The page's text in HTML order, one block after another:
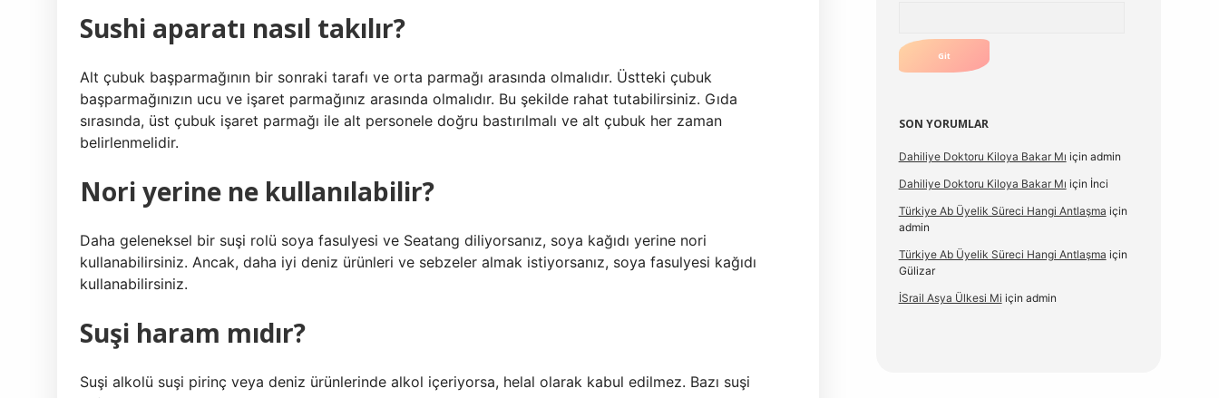
Sushi aparatı nasıl takılır?
Alt çubuk başparmağının bir sonraki tarafı ve orta parmağı arasında olmalıdır. Üstteki çubuk
başparmağınızın ucu ve işaret parmağınız arasında olmalıdır. Bu şekilde rahat tutabilirsiniz. Gıda
sırasında, üst çubuk işaret parmağı ile alt personele doğru bastırılmalı ve alt çubuk her zaman
belirlenmelidir.
Nori yerine ne kullanılabilir?
Daha geleneksel bir suşi rolü soya fasulyesi ve Seatang diliyorsanız, soya kağıdı yerine nori
kullanabilirsiniz. Ancak, daha iyi deniz ürünleri ve sebzeler almak istiyorsanız, soya fasulyesi kağıdı
kullanabilirsiniz.
Suşi haram mıdır?
Suşi alkolü suşi pirinç veya deniz ürünlerinde alkol içeriyorsa, helal olarak kabul edilmez. Bazı suşi
SON YORUMLAR
Dahiliye Doktoru Kiloya Bakar Mı için admin
Dahiliye Doktoru Kiloya Bakar Mı için İnci
Türkiye Ab Üyelik Süreci Hangi Antlaşma için
admin
Türkiye Ab Üyelik Süreci Hangi Antlaşma için
Gülizar
İSrail Asya Ülkesi Mi için admin